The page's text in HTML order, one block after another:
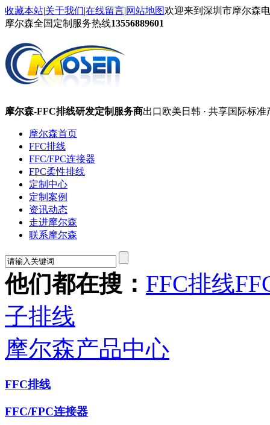
收藏本站|关于我们|在线留言|网站地图欢迎来到深圳市摩尔森
摩尔森全国定制服务热线13556889601
摩尔森-FFC排线研发定制服务商出口欧美日韩 · 共享国际标准
摩尔森首页
FFC排线
FFC/FPC连接器
FPC柔性排线
定制中心
定制案例
资讯动态
走进摩尔森
联系摩尔森
他们都在搜： FFC排线
子排线
摩尔森产品中心
FFC排线
FFC/FPC连接器